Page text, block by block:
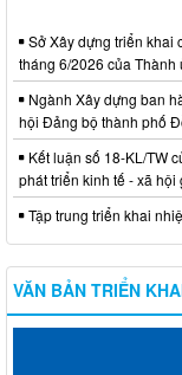
Sở Xây dựng triển khai
tháng 6/2026 của Thành
Ngành Xây dựng ban
hội Đảng bộ thành phố
Kết luận số 18-KL/TW
phát triển kinh tế - xã
Tập trung triển khai
VĂN BẢN TRIỂN